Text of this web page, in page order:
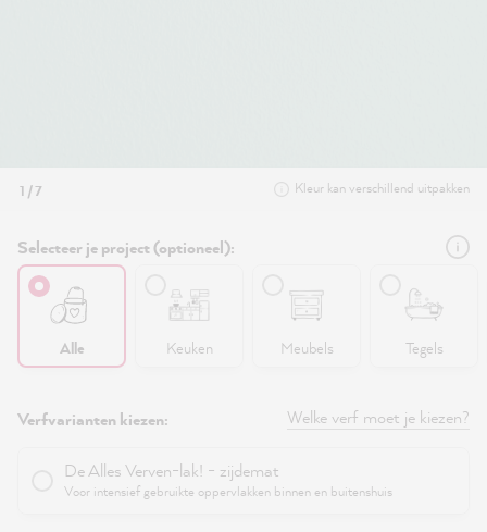
1 / 7 Kleur kan verschillend uitpakken
Selecteer je project (optioneel):
Alle Keuken Meubels Tegels
Verfvarianten kiezen: Welke verf moet je kiezen?
De Alles Verven-lak! - zijdemat
Voor intensief gebruikte oppervlakken binnen en buitenshuis